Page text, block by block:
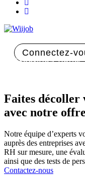
Connectez-
Inscrivez-vous
Faites
avec notre
Notre équipe d’experts
auprès des entreprises
RH sur mesure, une
ainsi que des tests de
Contactez-nous